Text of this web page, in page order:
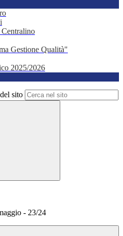
Centralino
Gestione Qualità"
2025/2026
sito
- 23/24